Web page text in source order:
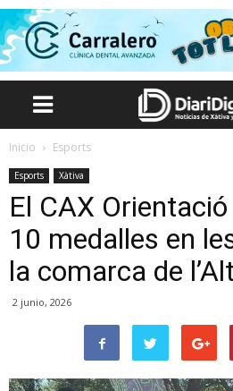
Inicio Esports
Esports Xàtiva
El CAX
10 medalles en
la comarca de
2 junio, 2026